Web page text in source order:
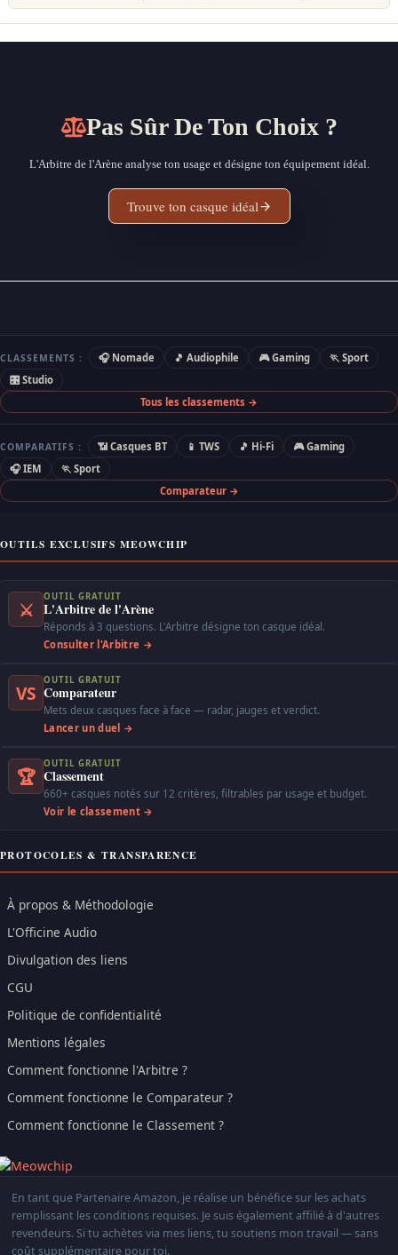
Pas Sûr De Ton Choix ?
L'Arbitre de l'Arène analyse ton usage et désigne ton équipement idéal.
Trouve ton casque idéal
CLASSEMENTS : 🎧 Nomade 🎵 Audiophile 🎮 Gaming
🏃 Sport
🎛 Studio
Tous les classements →
COMPARATIFS : 📶 Casques BT 📱 TWS 🎵 Hi-Fi
🎮 Gaming
🎧 IEM
🏃 Sport
Comparateur →
OUTILS EXCLUSIFS MEOWCHIP
⚔
OUTIL GRATUIT
L'Arbitre de l'Arène
Réponds à 3 questions. L'Arbitre désigne ton casque idéal.
Consulter l'Arbitre →
VS
OUTIL GRATUIT
Comparateur
Mets deux casques face à face — radar, jauges et verdict.
Lancer un duel →
🏆
OUTIL GRATUIT
Classement
660+ casques notés sur 12 critères, filtrables par usage et budget.
Voir le classement →
PROTOCOLES & TRANSPARENCE
À propos & Méthodologie
L'Officine Audio
Divulgation des liens
CGU
Politique de confidentialité
Mentions légales
Comment fonctionne l'Arbitre ?
Comment fonctionne le Comparateur ?
Comment fonctionne le Classement ?
En tant que Partenaire Amazon, je réalise un bénéfice sur les achats
remplissant les conditions requises. Je suis également affilié à d'autres
revendeurs. Si tu achètes via mes liens, tu soutiens mon travail — sans
coût supplémentaire pour toi.